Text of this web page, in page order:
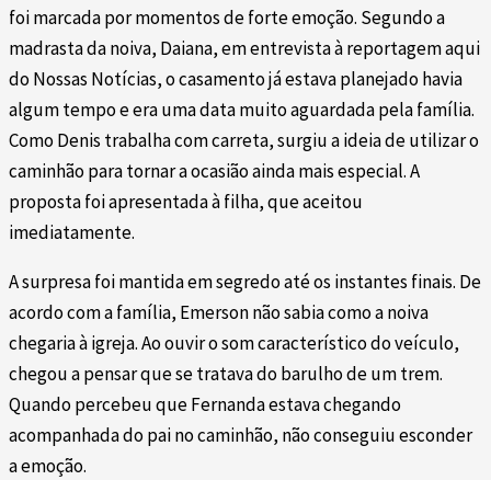
foi marcada por momentos de forte emoção. Segundo a
madrasta da noiva, Daiana, em entrevista à reportagem aqui
do Nossas Notícias, o casamento já estava planejado havia
algum tempo e era uma data muito aguardada pela família.
Como Denis trabalha com carreta, surgiu a ideia de utilizar o
caminhão para tornar a ocasião ainda mais especial. A
proposta foi apresentada à filha, que aceitou
imediatamente.
A surpresa foi mantida em segredo até os instantes finais. De
acordo com a família, Emerson não sabia como a noiva
chegaria à igreja. Ao ouvir o som característico do veículo,
chegou a pensar que se tratava do barulho de um trem.
Quando percebeu que Fernanda estava chegando
acompanhada do pai no caminhão, não conseguiu esconder
a emoção.